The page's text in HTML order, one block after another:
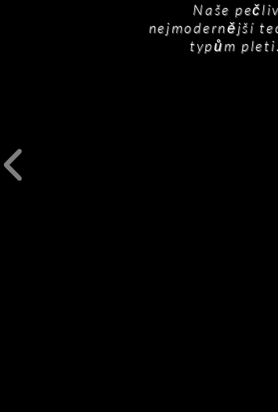
Naše
nejmodernější
typům